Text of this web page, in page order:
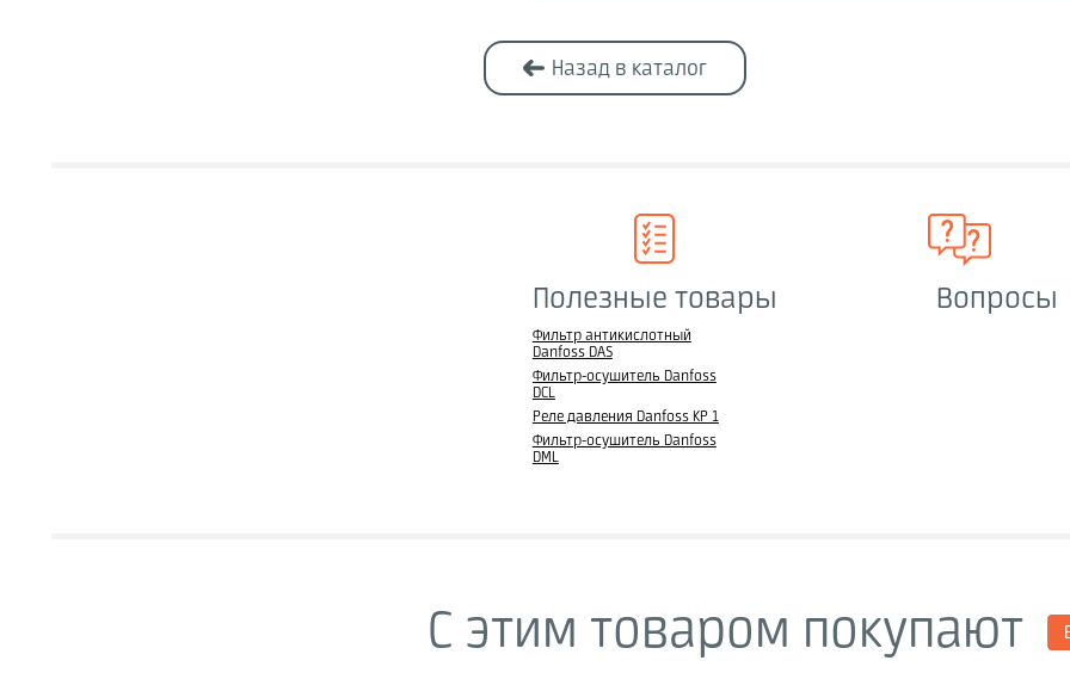
Назад в каталог
Полезные товары
Фильтр антикислотный
Danfoss DAS
Фильтр-осушитель Danfoss
DCL
Реле давления Danfoss KP 1
Фильтр-осушитель Danfoss
DML
Вопросы
С этим товаром покупают